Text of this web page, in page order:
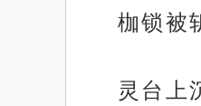
枷锁被
灵台上